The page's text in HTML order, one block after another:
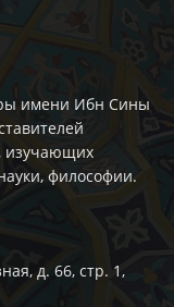
имени Ибн Сины
изучающих
философии.
д. 66, стр. 1,